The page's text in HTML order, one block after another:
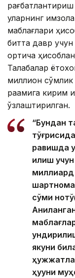
рағбатлантириш
уларнинг
маблағлари
битта давр
ортиқча
Талабалар
миллион сўмлик
рақамига кирим
ўзлаштирилган.
“Бундан
равишда
қилиш
миллиард
сўми
якуни
ҳуқуқни